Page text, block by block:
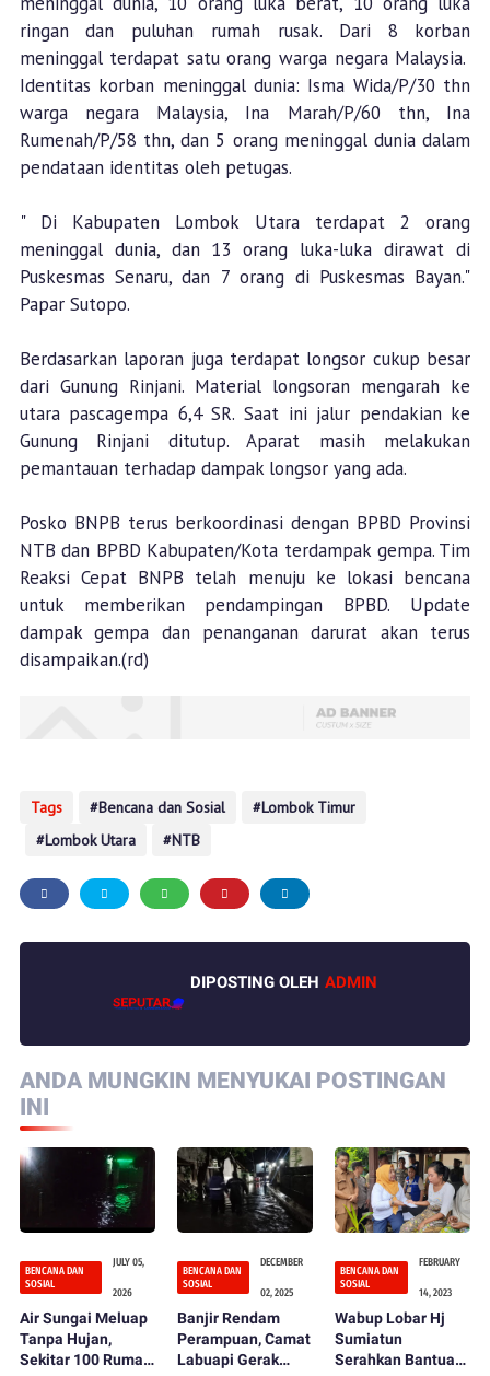
ringan dan puluhan rumah rusak. Dari 8 korban
meninggal terdapat satu orang warga negara Malaysia.
Identitas korban meninggal dunia: Isma Wida/P/30 thn
warga negara Malaysia, Ina Marah/P/60 thn, Ina
Rumenah/P/58 thn, dan 5 orang meninggal dunia dalam
pendataan identitas oleh petugas.
" Di Kabupaten Lombok Utara terdapat 2 orang
meninggal dunia, dan 13 orang luka-luka dirawat di
Puskesmas Senaru, dan 7 orang di Puskesmas Bayan."
Papar Sutopo.
Berdasarkan laporan juga terdapat longsor cukup besar
dari Gunung Rinjani. Material longsoran mengarah ke
utara pascagempa 6,4 SR. Saat ini jalur pendakian ke
Gunung Rinjani ditutup. Aparat masih melakukan
pemantauan terhadap dampak longsor yang ada.
Posko BNPB terus berkoordinasi dengan BPBD Provinsi
NTB dan BPBD Kabupaten/Kota terdampak gempa. Tim
Reaksi Cepat BNPB telah menuju ke lokasi bencana
untuk memberikan pendampingan BPBD. Update
dampak gempa dan penanganan darurat akan terus
disampaikan.(rd)
Tags Bencana dan Sosial
Lombok Timur
Lombok Utara
NTB
DIPOSTING OLEH ADMIN
ANDA MUNGKIN MENYUKAI POSTINGAN
INI
BENCANA DAN
SOSIAL
JULY 05,
2026
Air Sungai Meluap
Tanpa Hujan,
Sekitar 100 Rumah
BENCANA DAN
SOSIAL
DECEMBER
02, 2025
Banjir Rendam
Perampuan, Camat
Labuapi Gerak
BENCANA DAN
SOSIAL
FEBRUARY
14, 2023
Wabup Lobar Hj
Sumiatun
Serahkan Bantuan